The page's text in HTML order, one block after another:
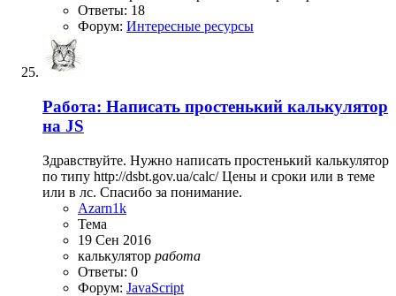
Ответы: 18
Форум: Интересные ресурсы
Работа: Написать простенький калькулятор
на JS
Здравствуйте. Нужно написать простенький калькулятор
по типу http://dsbt.gov.ua/calc/ Цены и сроки или в теме
или в лс. Спасибо за понимание.
Azarn1k
Тема
19 Сен 2016
калькулятор работа
Ответы: 0
Форум: JavaScript